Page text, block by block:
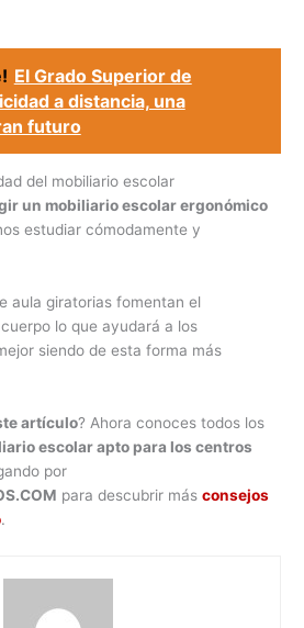
El Grado Superior de
a distancia, una
futuro
del mobiliario escolar
un mobiliario escolar ergonómico
estudiar cómodamente y
aula giratorias fomentan el
lo que ayudará a los
siendo de esta forma más
artículo? Ahora conoces todos los
escolar apto para los centros
por
para descubrir másconsejos
.